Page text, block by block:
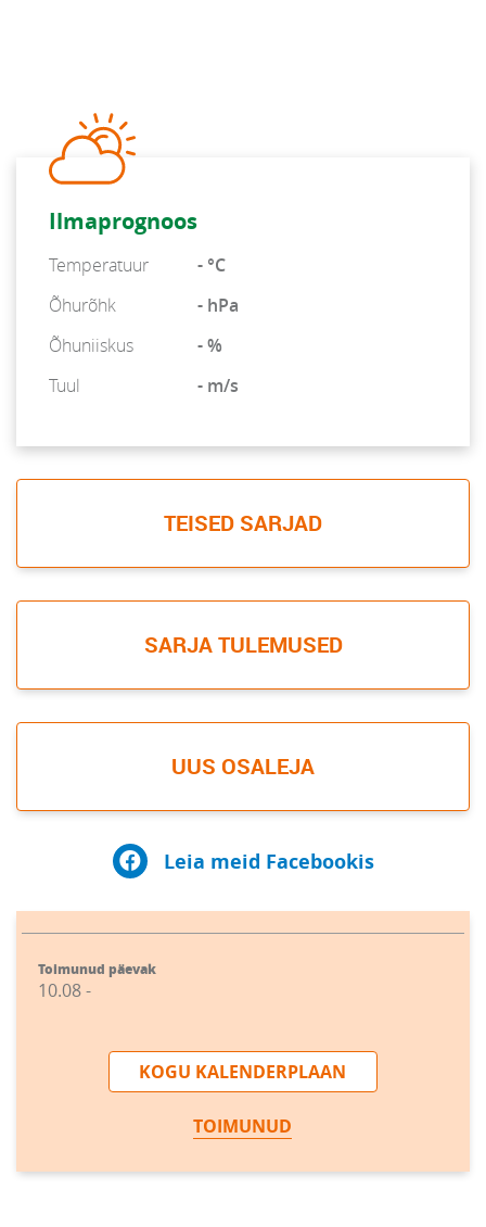
Ilmaprognoos
Temperatuur
- °C
Õhurõhk
- hPa
Õhuniiskus
- %
Tuul
- m/s
TEISED SARJAD
SARJA TULEMUSED
UUS OSALEJA
Leia meid Facebookis
Toimunud päevak
10.08 -
KOGU KALENDERPLAAN
TOIMUNUD